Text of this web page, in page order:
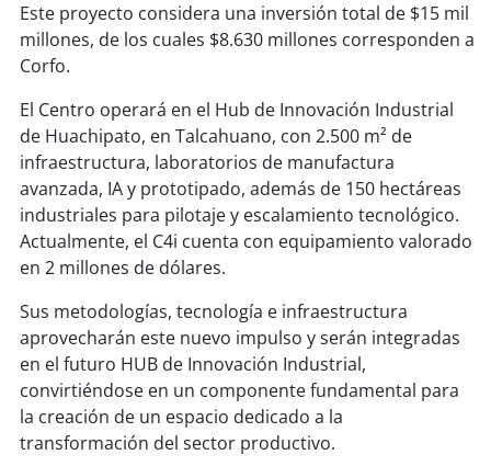
soysanantonio
soychillán
soysancarlos
soytalcahuano
soyconcepción
soycoronel
soyarauco
soytemuco
Este proyecto considera una inversión total de $15 mil
millones, de los cuales $8.630 millones corresponden a
Corfo.
El Centro operará en el Hub de Innovación Industrial
de Huachipato, en Talcahuano, con 2.500 m² de
infraestructura, laboratorios de manufactura
avanzada, IA y prototipado, además de 150 hectáreas
industriales para pilotaje y escalamiento tecnológico.
Actualmente, el C4i cuenta con equipamiento valorado
en 2 millones de dólares.
Sus metodologías, tecnología e infraestructura
aprovecharán este nuevo impulso y serán integradas
en el futuro HUB de Innovación Industrial,
convirtiéndose en un componente fundamental para
la creación de un espacio dedicado a la
transformación del sector productivo.